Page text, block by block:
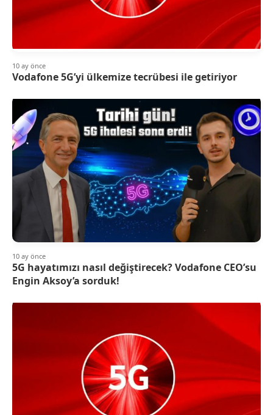
10 ay önce
Vodafone 5G’yi ülkemize tecrübesi ile getiriyor
10 ay önce
5G hayatımızı nasıl değiştirecek? Vodafone CEO’su
Engin Aksoy’a sorduk!